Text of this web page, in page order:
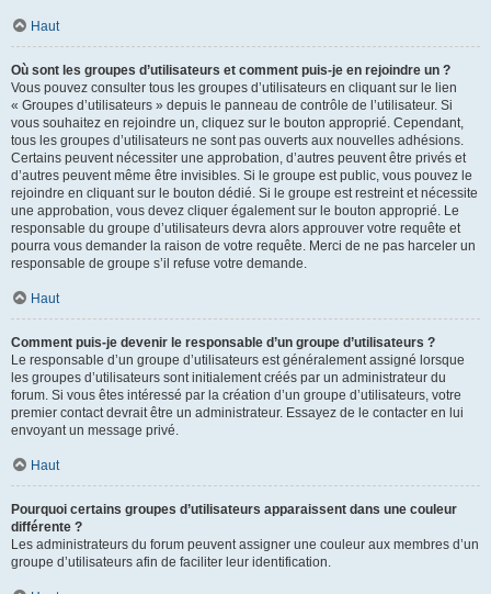
Haut
Où sont les groupes d’utilisateurs et comment puis-je en rejoindre un ?
Vous pouvez consulter tous les groupes d’utilisateurs en cliquant sur le lien
« Groupes d’utilisateurs » depuis le panneau de contrôle de l’utilisateur. Si
vous souhaitez en rejoindre un, cliquez sur le bouton approprié. Cependant,
tous les groupes d’utilisateurs ne sont pas ouverts aux nouvelles adhésions.
Certains peuvent nécessiter une approbation, d’autres peuvent être privés et
d’autres peuvent même être invisibles. Si le groupe est public, vous pouvez le
rejoindre en cliquant sur le bouton dédié. Si le groupe est restreint et nécessite
une approbation, vous devez cliquer également sur le bouton approprié. Le
responsable du groupe d’utilisateurs devra alors approuver votre requête et
pourra vous demander la raison de votre requête. Merci de ne pas harceler un
responsable de groupe s’il refuse votre demande.
Haut
Comment puis-je devenir le responsable d’un groupe d’utilisateurs ?
Le responsable d’un groupe d’utilisateurs est généralement assigné lorsque
les groupes d’utilisateurs sont initialement créés par un administrateur du
forum. Si vous êtes intéressé par la création d’un groupe d’utilisateurs, votre
premier contact devrait être un administrateur. Essayez de le contacter en lui
envoyant un message privé.
Haut
Pourquoi certains groupes d’utilisateurs apparaissent dans une couleur
différente ?
Les administrateurs du forum peuvent assigner une couleur aux membres d’un
groupe d’utilisateurs afin de faciliter leur identification.